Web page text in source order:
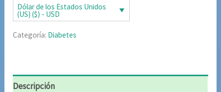
era:
$87.20.
es:
Dólar de los Estados Unidos
(US) ($) - USD
Categoría: Diabetes
Descripción